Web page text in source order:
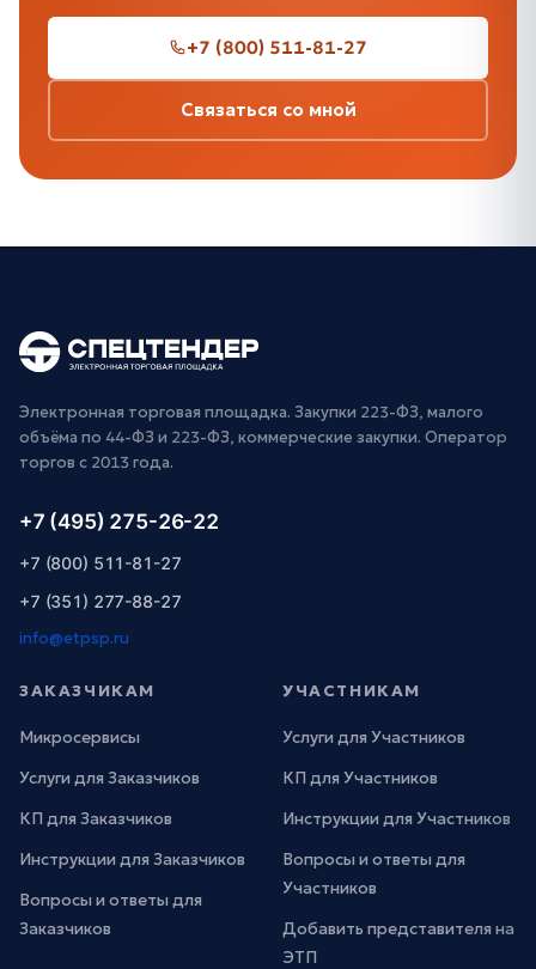
+7 (800) 511-81-27
Связаться со мной
Электронная торговая площадка. Закупки 223-ФЗ, малого
объёма по 44-ФЗ и 223-ФЗ, коммерческие закупки. Оператор
торгов с 2013 года.
+7 (495) 275-26-22
+7 (800) 511-81-27
+7 (351) 277-88-27
info@etpsp.ru
ЗАКАЗЧИКАМ
Микросервисы
Услуги для Заказчиков
КП для Заказчиков
Инструкции для Заказчиков
Вопросы и ответы для
Заказчиков
УЧАСТНИКАМ
Услуги для Участников
КП для Участников
Инструкции для Участников
Вопросы и ответы для
Участников
Добавить представителя на
ЭТП